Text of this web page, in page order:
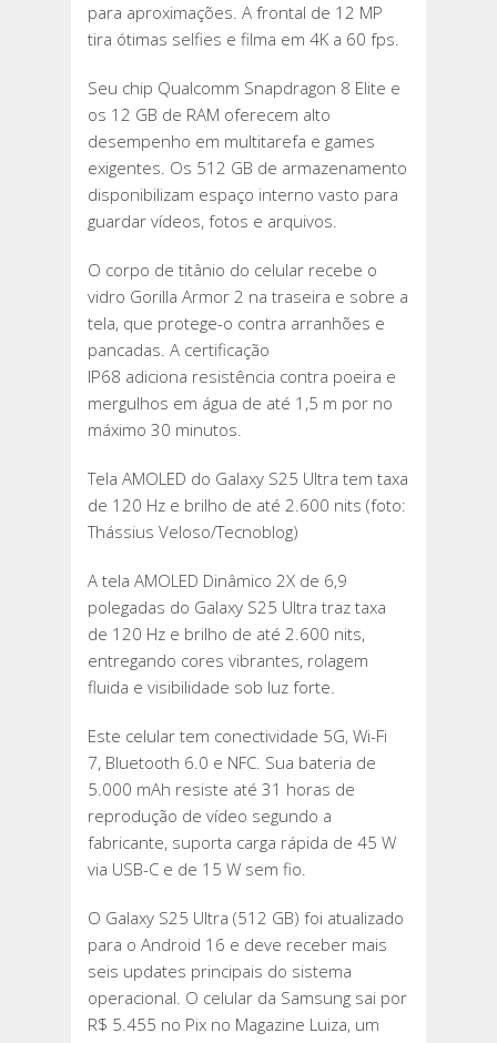
para aproximações. A frontal de 12 MP
tira ótimas selfies e filma em 4K a 60 fps.
Seu chip Qualcomm Snapdragon 8 Elite e
os 12 GB de RAM oferecem alto
desempenho em multitarefa e games
exigentes. Os 512 GB de armazenamento
disponibilizam espaço interno vasto para
guardar vídeos, fotos e arquivos.
O corpo de titânio do celular recebe o
vidro Gorilla Armor 2 na traseira e sobre a
tela, que protege-o contra arranhões e
pancadas. A certificação
IP68 adiciona resistência contra poeira e
mergulhos em água de até 1,5 m por no
máximo 30 minutos.
Tela AMOLED do Galaxy S25 Ultra tem taxa
de 120 Hz e brilho de até 2.600 nits (foto:
Thássius Veloso/Tecnoblog)
A tela AMOLED Dinâmico 2X de 6,9
polegadas do Galaxy S25 Ultra traz taxa
de 120 Hz e brilho de até 2.600 nits,
entregando cores vibrantes, rolagem
fluida e visibilidade sob luz forte.
Este celular tem conectividade 5G, Wi-Fi
7, Bluetooth 6.0 e NFC. Sua bateria de
5.000 mAh resiste até 31 horas de
reprodução de vídeo segundo a
fabricante, suporta carga rápida de 45 W
via USB-C e de 15 W sem fio.
O Galaxy S25 Ultra (512 GB) foi atualizado
para o Android 16 e deve receber mais
seis updates principais do sistema
operacional. O celular da Samsung sai por
R$ 5.455 no Pix no Magazine Luiza, um